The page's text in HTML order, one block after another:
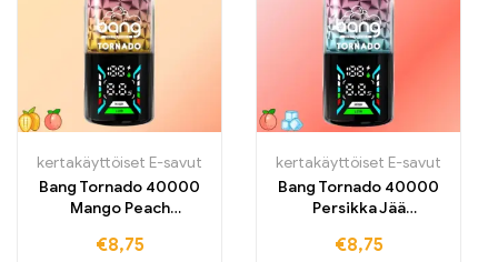
kertakäyttöiset E-savut
Bang Tornado 40000
Mango Peach
hedelmäinen nautinto
€8,75
kertakäyttöiset E-savut
Bang Tornado 40000
Persikka Jää
Raikas yhdistelmä
€8,75